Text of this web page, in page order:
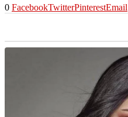
0 FacebookTwitterPinterestEmail